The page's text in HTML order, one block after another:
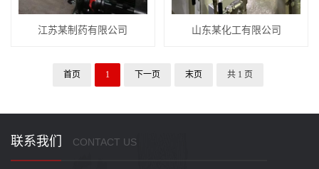
江苏某制药有限公司 山东某化工有限公司
首页 1 下一页 末页 共 1 页
联系我们 CONTACT US